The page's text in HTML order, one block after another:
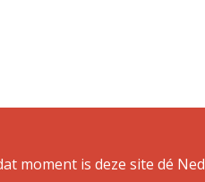
moment is deze site dé